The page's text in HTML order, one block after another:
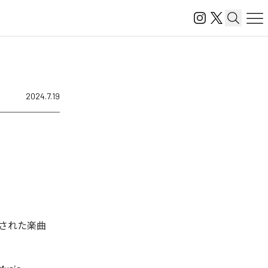
2024.7.19
れた楽曲